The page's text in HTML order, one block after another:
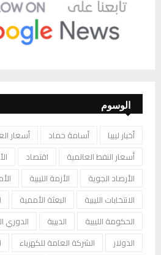
الوسوم
أخبار ليبيا أسامة حماد أسعار
أسعار النفط العالمية
اقتصاد
الأرصاد الجوية
الأزمة الليبية
الانتخابات الليبية
البعثة الأممية
الحكومة الليبية
الدبيبة
الدوري
الدولار
الشركة العامة للكهرباء